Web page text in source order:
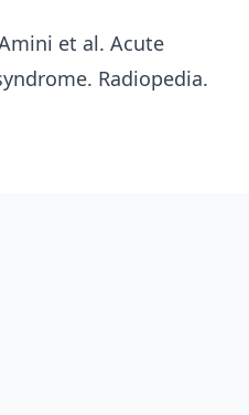
et al. Acute
Radiopedia.